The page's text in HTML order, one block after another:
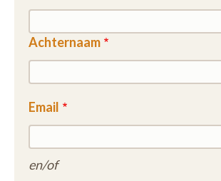
Achternaam
Email
en/of